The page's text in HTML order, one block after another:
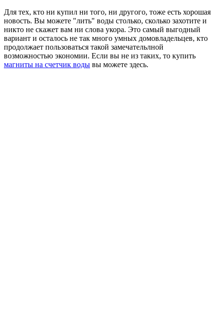
Для тех, кто ни купил ни того, ни другого, тоже есть хорошая
новость. Вы можете "лить" воды столько, сколько захотите и
никто не скажет вам ни слова укора. Это самый выгодный
вариант и осталось не так много умных домовладельцев, кто
продолжает пользоваться такой замечательлной
возможностью экономии. Если вы не из таких, то купить
магниты на счетчик воды вы можете здесь.